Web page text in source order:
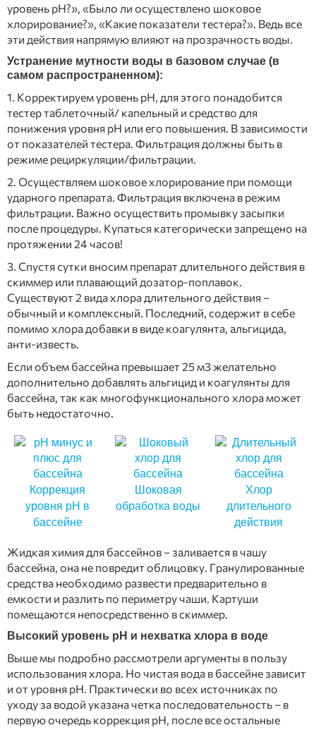
уровень рН?», «Было ли осуществлено шоковое
хлорирование?», «Какие показатели тестера?». Ведь все
эти действия напрямую влияют на прозрачность воды.
Устранение мутности воды в базовом случае (в
самом распространенном):
1. Корректируем уровень рН, для этого понадобится
тестер таблеточный/ капельный и средство для
понижения уровня рН или его повышения. В зависимости
от показателей тестера. Фильтрация должны быть в
режиме рециркуляции/фильтрации.
2. Осуществляем шоковое хлорирование при помощи
ударного препарата. Фильтрация включена в режим
фильтрации. Важно осуществить промывку засыпки
после процедуры. Купаться категорически запрещено на
протяжении 24 часов!
3. Спустя сутки вносим препарат длительного действия в
скиммер или плавающий дозатор-поплавок.
Существуют 2 вида хлора длительного действия –
обычный и комплексный. Последний, содержит в себе
помимо хлора добавки в виде коагулянта, альгицида,
анти-известь.
Если объем бассейна превышает 25 м3 желательно
дополнительно добавлять альгицид и коагулянты для
бассейна, так как многофункционального хлора может
быть недостаточно.
Коррекция
уровня рН в
бассейне
Шоковая
обработка воды
Хлор
длительного
действия
Жидкая химия для бассейнов – заливается в чашу
бассейна, она не повредит облицовку. Гранулированные
средства необходимо развести предварительно в
емкости и разлить по периметру чаши. Картуши
помещаются непосредственно в скиммер.
Высокий уровень рН и нехватка хлора в воде
Выше мы подробно рассмотрели аргументы в пользу
использования хлора. Но чистая вода в бассейне зависит
и от уровня рН. Практически во всех источниках по
уходу за водой указана четка последовательность – в
первую очередь коррекция рН, после все остальные